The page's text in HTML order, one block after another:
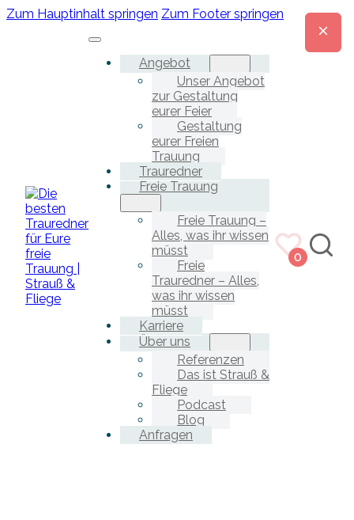
Zum Hauptinhalt springen Zum Footer springen
Angebot
Unser Angebot
zur Gestaltung
eurer Feier
Gestaltung
eurer Freien
Trauung
Trauredner
Freie Trauung
Freie Trauung –
Alles, was ihr wissen
müsst
Freie
Trauredner – Alles,
was ihr wissen
müsst
Karriere
Über uns
Referenzen
Das ist Strauß &
Fliege
Podcast
Blog
Anfragen
0